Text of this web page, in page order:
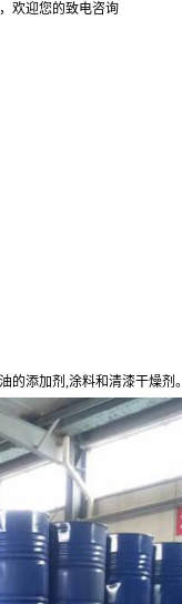
欢迎您的致电咨询
的添加剂,涂料和清漆干燥剂。